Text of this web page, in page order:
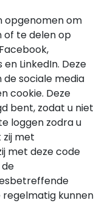
opgenomen om
of te delen op
LinkedIn. Deze
de sociale media
cookie. Deze
bent, zodat u niet
loggen zodra u
zij met
met deze code
kunnen